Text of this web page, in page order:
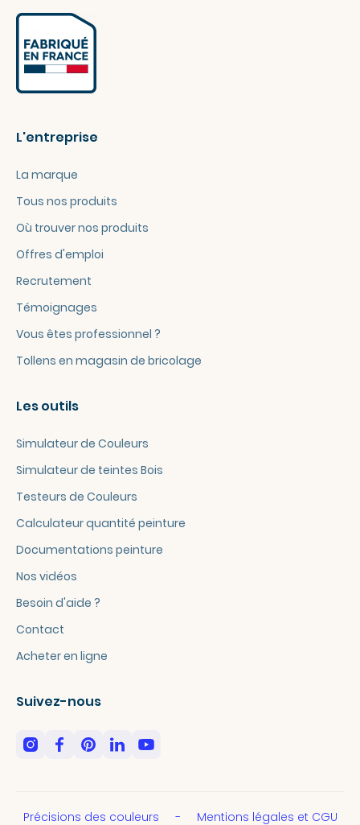
L'entreprise
La marque
Tous nos produits
Où trouver nos produits
Offres d'emploi
Recrutement
Témoignages
Vous êtes professionnel ?
Tollens en magasin de bricolage
Les outils
Simulateur de Couleurs
Simulateur de teintes Bois
Testeurs de Couleurs
Calculateur quantité peinture
Documentations peinture
Nos vidéos
Besoin d'aide ?
Contact
Acheter en ligne
Suivez-nous
Précisions des couleurs Mentions légales et CGU